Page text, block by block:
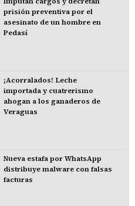
prisión preventiva por el
asesinato de un hombre en
Pedasí
¡Acorralados! Leche
importada y cuatrerismo
ahogan a los ganaderos de
Veraguas
Nueva estafa por WhatsApp
distribuye malware con falsas
facturas